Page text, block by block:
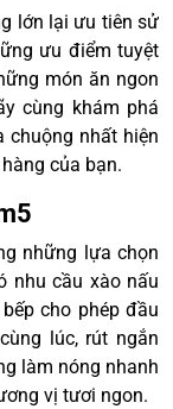
lớn lại ưu tiên sử
ưu điểm tuyệt
món ăn ngon
cùng khám phá
chuộng nhất hiện
của bạn.
những lựa chọn
nhu cầu xào nấu
cho phép đầu
lúc, rút ngắn
làm nóng nhanh
vị tươi ngon.